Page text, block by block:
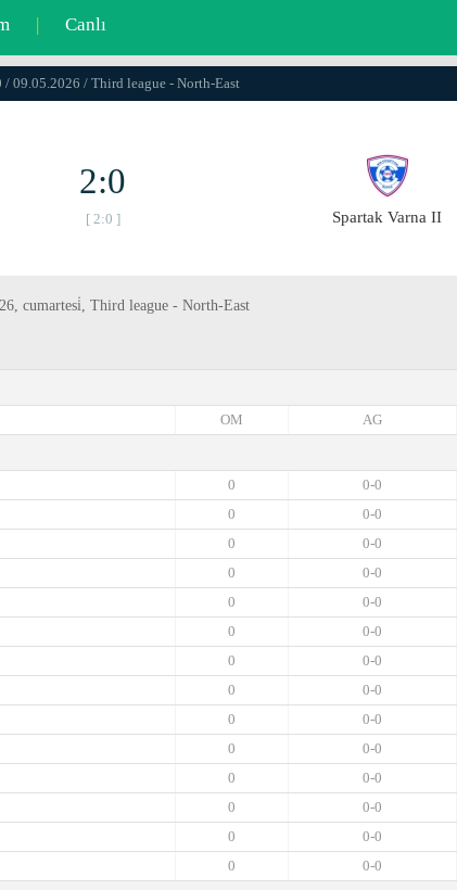
| Canlı
/ 09.05.2026 / Third league - North-East
2:0
[ 2:0 ] Spartak Varna II
cumartesi̇, Third league - North-East
AG
OM
0-0
0
0-0
0
0-0
0
0-0
0
0-0
0
0-0
0
0-0
0
0-0
0
0-0
0
0-0
0
0-0
0
0-0
0
0-0
0
0-0
0